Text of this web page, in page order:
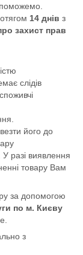
14 днів з
захист прав
слідів
його до
У разі виявлення
товару Вам
за допомогою
по м. Києву
з